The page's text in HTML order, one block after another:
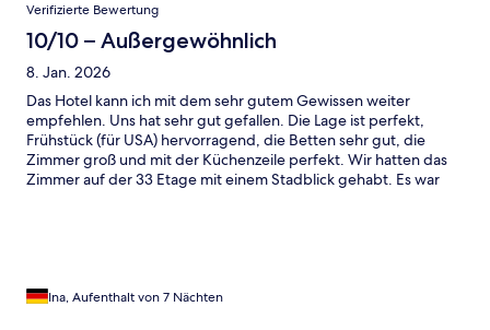
Verifizierte Bewertung
10/10 – Außergewöhnlich
8. Jan. 2026
Das Hotel kann ich mit dem sehr gutem Gewissen weiter
empfehlen. Uns hat sehr gut gefallen. Die Lage ist perfekt,
Frühstück (für USA) hervorragend, die Betten sehr gut, die
Zimmer groß und mit der Küchenzeile perfekt. Wir hatten das
Zimmer auf der 33 Etage mit einem Stadblick gehabt. Es war
Ina, Aufenthalt von 7 Nächten